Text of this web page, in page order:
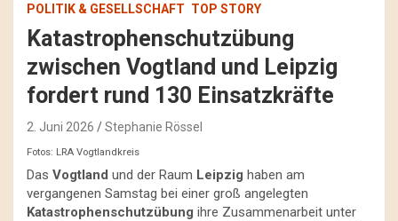
POLITIK & GESELLSCHAFT TOP STORY
Katastrophenschutzübung
zwischen Vogtland und Leipzig
fordert rund 130 Einsatzkräfte
2. Juni 2026 Stephanie Rössel
Fotos: LRA Vogtlandkreis
Das Vogtland und der Raum Leipzig haben am
vergangenen Samstag bei einer groß angelegten
Katastrophenschutzübung ihre Zusammenarbeit unter